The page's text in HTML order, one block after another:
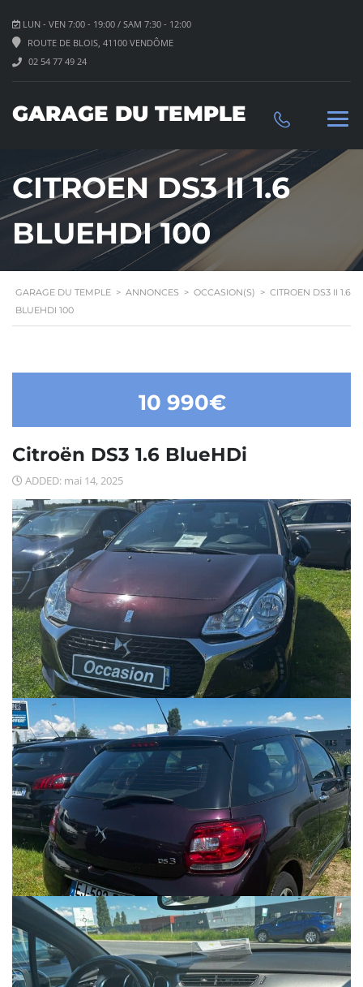
LUN - VEN 7:00 - 19:00 / SAM 7:30 - 12:00
ROUTE DE BLOIS, 41100 VENDÔME
02 54 77 49 24
GARAGE DU TEMPLE
CITROEN DS3 II 1.6
BLUEHDI 100
GARAGE DU TEMPLE > ANNONCES > OCCASION(S) > CITROEN DS3 II 1.6
BLUEHDI 100
10 990€
Citroën DS3 1.6 BlueHDi
ADDED: mai 14, 2025